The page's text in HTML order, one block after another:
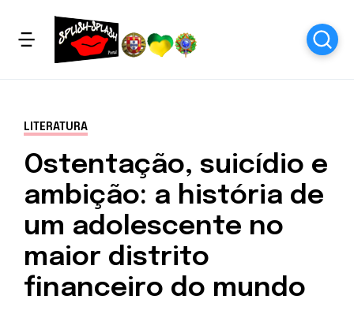
LITERATURA
Ostentação, suicídio e
ambição: a história de
um adolescente no
maior distrito
financeiro do mundo